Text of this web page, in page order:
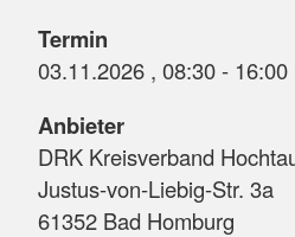
Termin
Anbieter
DRK Kreisverband
Justus-von-Liebig-Str. 3a
61352 Bad Homburg